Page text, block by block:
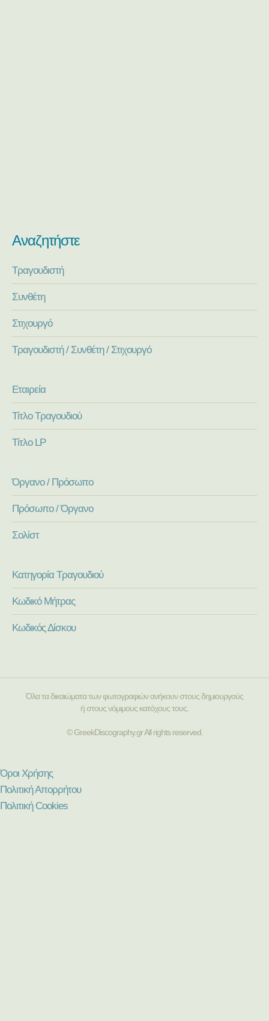
Αναζητήστε
Τραγουδιστή
Συνθέτη
Στιχουργό
Τραγουδιστή / Συνθέτη / Στιχουργό
Εταιρεία
Τίτλο Τραγουδιού
Τίτλο LP
Όργανο / Πρόσωπο
Πρόσωπο / Όργανο
Σολίστ
Κατηγορία Τραγουδιού
Κωδικό Μήτρας
Κωδικός Δίσκου
Όλα τα δικαιώματα των φωτογραφιών ανήκουν στους δημιουργούς
ή στους νόμιμους κατόχους τους.
© GreekDiscography.gr All rights reserved.
Όροι Χρήσης
Πολιτική Απορρήτου
Πολιτική Cookies